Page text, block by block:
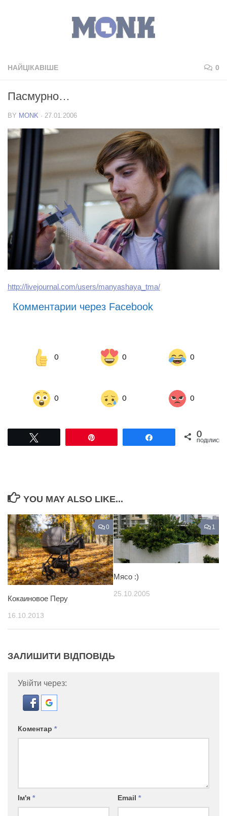
НАЙЦІКАВІШЕ 0
Пасмурно…
BY MONK · 27.01.2006
http://livejournal.com/users/manyashaya_tma/
Комментарии через Facebook
0 0 0
0 0 0
Поділитися0
ПОДІЛИСЬ
YOU MAY ALSO LIKE...
0
Кокаиновое Перу
16.10.2013
1
Мясо :)
25.10.2005
ЗАЛИШИТИ ВІДПОВІДЬ
Увійти через:
Коментар *
Ім'я * Email *